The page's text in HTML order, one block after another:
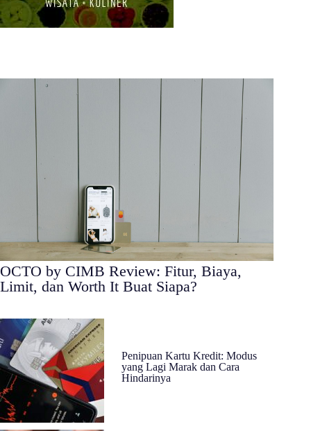
OCTO by CIMB Review: Fitur, Biaya,
Limit, dan Worth It Buat Siapa?
Penipuan Kartu Kredit: Modus
yang Lagi Marak dan Cara
Hindarinya